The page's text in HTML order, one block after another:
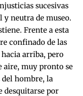
sucesivas
y neutra de museo.
Frente a esta
confinado de las
arriba, pero
aire, muy pronto se
hombre, la
desquitarse por